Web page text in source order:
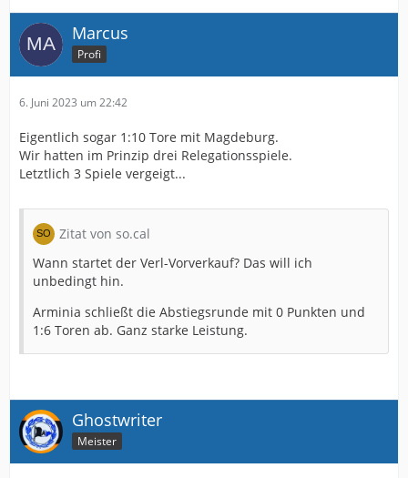
Marcus
Profi
6. Juni 2023 um 22:42
Eigentlich sogar 1:10 Tore mit Magdeburg.
Wir hatten im Prinzip drei Relegationsspiele.
Letztlich 3 Spiele vergeigt...
Zitat von so.cal
Wann startet der Verl-Vorverkauf? Das will ich
unbedingt hin.
Arminia schließt die Abstiegsrunde mit 0 Punkten und
1:6 Toren ab. Ganz starke Leistung.
Ghostwriter
Meister